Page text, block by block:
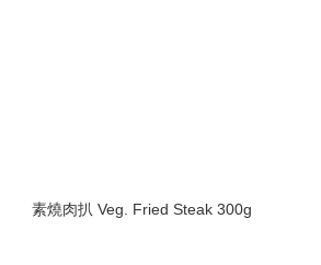
素燒肉扒 Veg. Fried Steak 300g